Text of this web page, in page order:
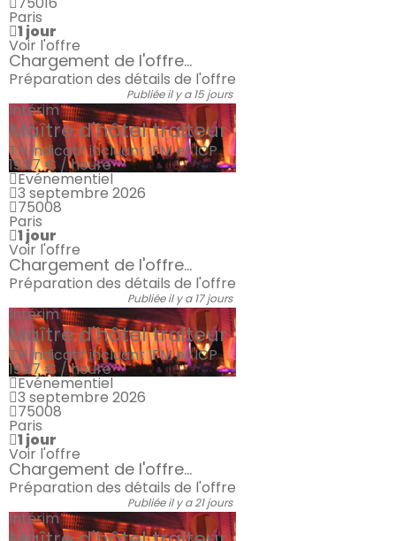
Paris
1 jour
Voir l'offre
Chargement de l'offre...
Préparation des détails de l'offre
Publiée il y a 15 jours
Intérim
Maître d'hôtel traiteur
TH indicatif incluant IFM et ICP
19.97 € / heure
Evénementiel
3 septembre 2026
75008
Paris
1 jour
Voir l'offre
Chargement de l'offre...
Préparation des détails de l'offre
Publiée il y a 17 jours
Intérim
Maître d'hôtel traiteur
TH indicatif incluant IFM et ICP
19.97 € / heure
Evénementiel
3 septembre 2026
75008
Paris
1 jour
Voir l'offre
Chargement de l'offre...
Préparation des détails de l'offre
Publiée il y a 21 jours
Intérim